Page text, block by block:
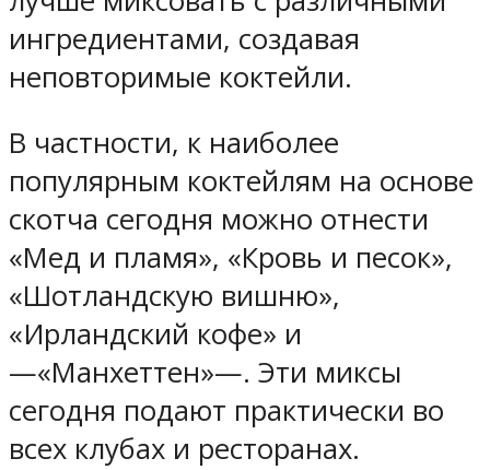
ингредиентами, создавая
неповторимые коктейли.
В частности, к наиболее
популярным коктейлям на основе
скотча сегодня можно отнести
«Мед и пламя», «Кровь и песок»,
«Шотландскую вишню»,
«Ирландский кофе» и
—«Манхеттен»—. Эти миксы
сегодня подают практически во
всех клубах и ресторанах.